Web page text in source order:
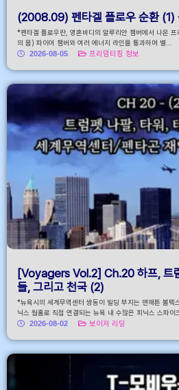
(2008.09) 펜타겔 플로우 순환
*펜타겔 플로우란, 영혼바디의 알루리안 챔버에서 나온
의 몸) 파이어 챔버와 여러 에너지 라인을 통과하며 별...
2026-08-05
프리덤티칭 정보
[Voyagers Vol.2] Ch.20 하프, 트
들, 그리고 천국 (2)
*뉴욕시의 세계무역센터 쌍둥이 빌딩 부지는 맨해튼 볼
닉스 웜홀로 직접 연결되는 뉴욕 내 수많은 피닉스 스파이
2026-08-02
보이저 리딩